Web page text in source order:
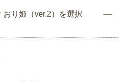
おり姫（ver.2）を選択